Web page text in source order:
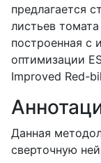
предлагается
листьев
построенная с
оптимизации
Improved Red-
Данная
сверточную